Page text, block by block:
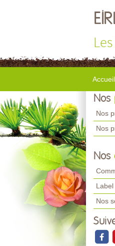
Les
Accueil
Nos
Nos
Nos
Nos
Nos